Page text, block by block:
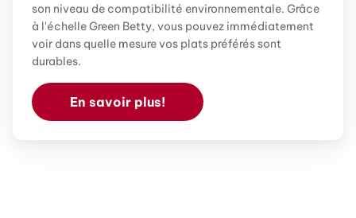
son niveau de compatibilité environnementale. Grâce
à l'échelle Green Betty, vous pouvez immédiatement
voir dans quelle mesure vos plats préférés sont
durables.
En savoir plus!